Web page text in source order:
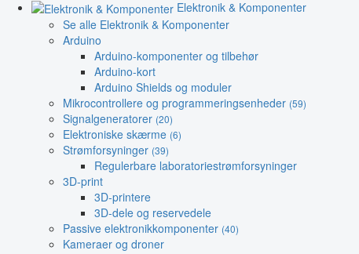
Elektronik & Komponenter
Se alle Elektronik & Komponenter
Arduino
Arduino-komponenter og tilbehør
Arduino-kort
Arduino Shields og moduler
Mikrocontrollere og programmeringsenheder (59)
Signalgeneratorer (20)
Elektroniske skærme (6)
Strømforsyninger (39)
Regulerbare laboratoriestrømforsyninger
3D-print
3D-printere
3D-dele og reservedele
Passive elektronikkomponenter (40)
Kameraer og droner